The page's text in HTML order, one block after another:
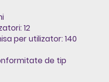
12
per utilizator: 140
de tip